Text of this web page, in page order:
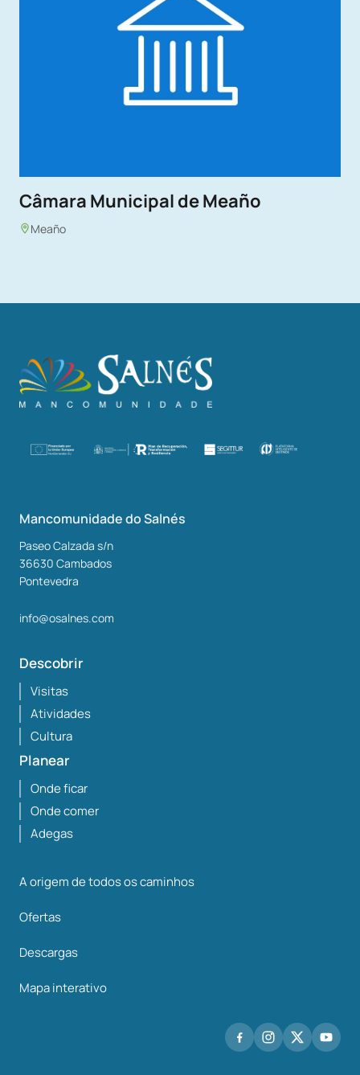
Câmara Municipal de Meaño
Meaño
Mancomunidade do Salnés
Paseo Calzada s/n
36630 Cambados
Pontevedra
info@osalnes.com
Descobrir
Visitas
Atividades
Cultura
Planear
Onde ficar
Onde comer
Adegas
A origem de todos os caminhos
Ofertas
Descargas
Mapa interativo